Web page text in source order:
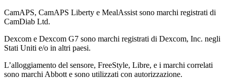
CamAPS, CamAPS Liberty e MealAssist sono marchi registrati di
CamDiab Ltd.
Dexcom e Dexcom G7 sono marchi registrati di Dexcom, Inc. negli
Stati Uniti e/o in altri paesi.
L’alloggiamento del sensore, FreeStyle, Libre, e i marchi correlati
sono marchi Abbott e sono utilizzati con autorizzazione.